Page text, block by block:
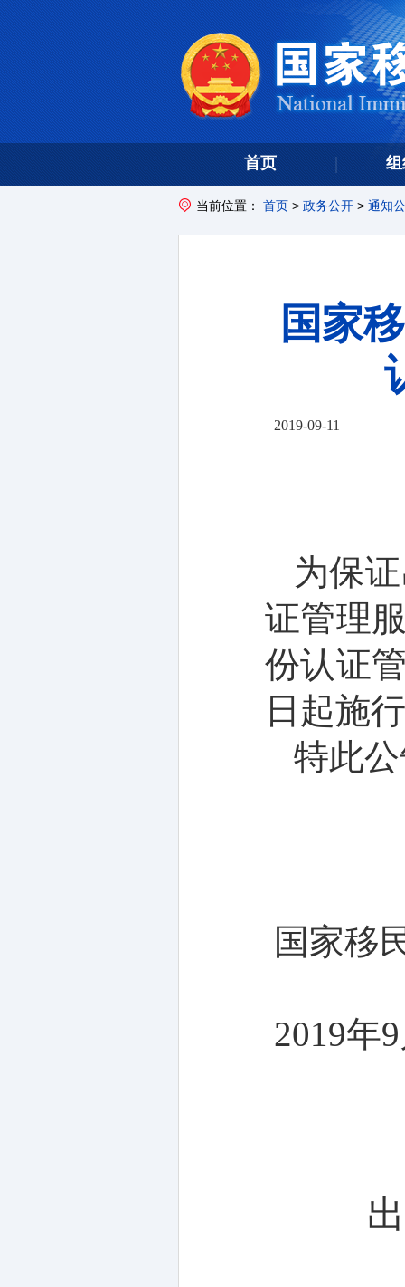
首页
当前位置： 首页> 政务公开> 通知
国家
2019-09-11
为保
证管理
份认证
日起施
特此
国家移
2019年